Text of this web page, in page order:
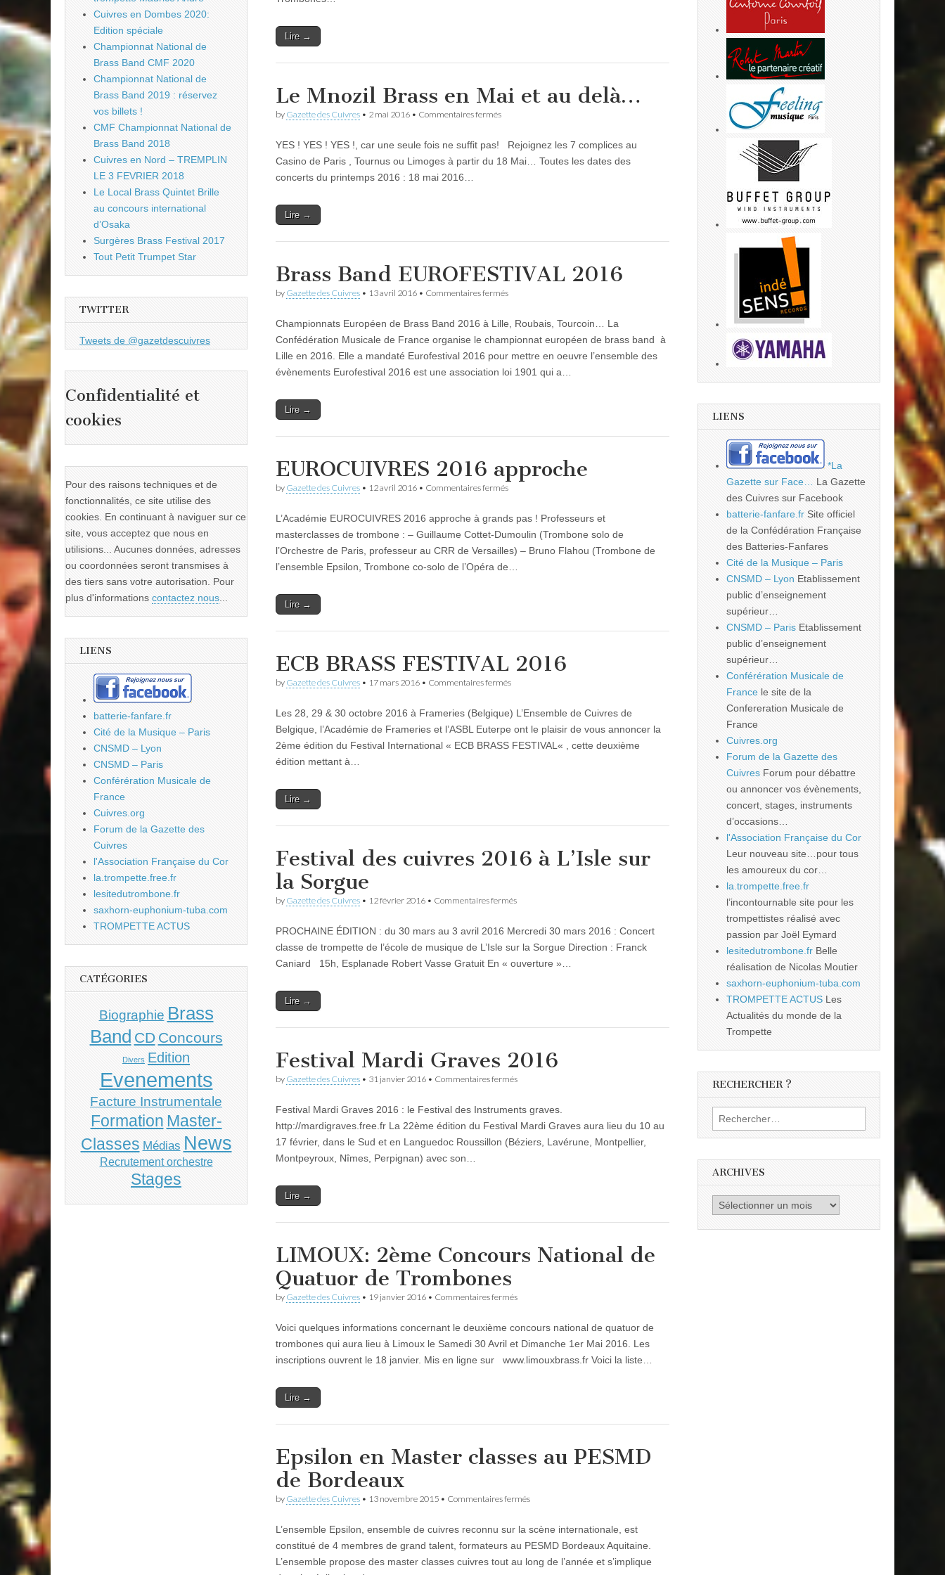
Lire →
Le Mnozil Brass en Mai et au delà…
by Gazette des Cuivres • 2 mai 2016 • Commentaires ferméssur
Brass
en
YES ! YES ! YES !, car une seule fois ne suffit pas! Rejoignez les 7 complices au
Casino de Paris , Tournus ou Limoges à partir du 18 Mai… Toutes les dates des
concerts du printemps 2016 : 18 mai 2016…
Lire →
Brass Band EUROFESTIVAL 2016
by Gazette des Cuivres • 13 avril 2016 • Commentaires ferméssur
EUROFESTIVAL
2016
Championnats Européen de Brass Band 2016 à Lille, Roubais, Tourcoin… La
Confédération Musicale de France organise le championnat européen de brass band à
Lille en 2016. Elle a mandaté Eurofestival 2016 pour mettre en oeuvre l’ensemble des
évènements Eurofestival 2016 est une association loi 1901 qui a…
Lire →
EUROCUIVRES 2016 approche
by Gazette des Cuivres • 12 avril 2016 • Commentaires ferméssur
approche
L’Académie EUROCUIVRES 2016 approche à grands pas ! Professeurs et
masterclasses de trombone : – Guillaume Cottet-Dumoulin (Trombone solo de
l’Orchestre de Paris, professeur au CRR de Versailles) – Bruno Flahou (Trombone de
l’ensemble Epsilon, Trombone co-solo de l’Opéra de…
Lire →
ECB BRASS FESTIVAL 2016
by Gazette des Cuivres • 17 mars 2016 • Commentaires ferméssur
FESTIVAL
2016
Les 28, 29 & 30 octobre 2016 à Frameries (Belgique) L’Ensemble de Cuivres de
Belgique, l’Académie de Frameries et l’ASBL Euterpe ont le plaisir de vous annoncer la
2ème édition du Festival International « ECB BRASS FESTIVAL« , cette deuxième
édition mettant à…
Lire →
Festival des cuivres 2016 à L’Isle sur
la Sorgue
by Gazette des Cuivres • 12 février 2016 • Commentaires ferméssur
cuivres
2016
L’Isle
PROCHAINE ÉDITION : du 30 mars au 3 avril 2016 Mercredi 30 mars 2016 : Concert
classe de trompette de l’école de musique de L’Isle sur la Sorgue Direction : Franck
Caniard 15h, Esplanade Robert Vasse Gratuit En « ouverture »…
Lire →
Festival Mardi Graves 2016
by Gazette des Cuivres • 31 janvier 2016 • Commentaires ferméssur
Graves
2016
Festival Mardi Graves 2016 : le Festival des Instruments graves.
http://mardigraves.free.fr La 22ème édition du Festival Mardi Graves aura lieu du 10 au
17 février, dans le Sud et en Languedoc Roussillon (Béziers, Lavérune, Montpellier,
Montpeyroux, Nîmes, Perpignan) avec son…
Lire →
LIMOUX: 2ème Concours National de
Quatuor de Trombones
by Gazette des Cuivres • 19 janvier 2016 • Commentaires ferméssur
Concours
National
Quatuor
Voici quelques informations concernant le deuxième concours national de quatuor de
trombones qui aura lieu à Limoux le Samedi 30 Avril et Dimanche 1er Mai 2016. Les
inscriptions ouvrent le 18 janvier. Mis en ligne sur www.limouxbrass.fr Voici la liste…
Lire →
Epsilon en Master classes au PESMD
de Bordeaux
by Gazette des Cuivres • 13 novembre 2015 • Commentaires ferméssur
Master
classes
PESMD
L’ensemble Epsilon, ensemble de cuivres reconnu sur la scène internationale, est
constitué de 4 membres de grand talent, formateurs au PESMD Bordeaux Aquitaine.
L’ensemble propose des master classes cuivres tout au long de l’année et s’implique
Cuivres en Dombes 2020:
Edition spéciale
Championnat National de
Brass Band CMF 2020
Championnat National de
Brass Band 2019 : réservez
vos billets !
CMF Championnat National de
Brass Band 2018
Cuivres en Nord – TREMPLIN
LE 3 FEVRIER 2018
Le Local Brass Quintet Brille
au concours international
d’Osaka
Surgères Brass Festival 2017
Tout Petit Trumpet Star
TWITTER
Tweets de @gazetdescuivres
Confidentialité et
cookies
Pour des raisons techniques et de
fonctionnalités, ce site utilise des
cookies. En continuant à naviguer sur ce
site, vous acceptez que nous en
utilisions... Aucunes données, adresses
ou coordonnées seront transmises à
des tiers sans votre autorisation. Pour
plus d'informations contactez nous...
LIENS
batterie-fanfare.fr
Cité de la Musique – Paris
CNSMD – Lyon
CNSMD – Paris
Conférération Musicale de
France
Cuivres.org
Forum de la Gazette des
Cuivres
l'Association Française du Cor
la.trompette.free.fr
lesitedutrombone.fr
saxhorn-euphonium-tuba.com
TROMPETTE ACTUS
CATÉGORIES
Biographie Brass
Band CD Concours
Divers Edition
Evenements
Facture Instrumentale
Formation Master-
Classes Médias News
Recrutement orchestre
Stages
LIENS
*La
Gazette sur Face…
La Gazette
des Cuivres sur Facebook
batterie-fanfare.fr Site officiel
de la Confédération Française
des Batteries-Fanfares
Cité de la Musique – Paris
CNSMD – Lyon Etablissement
public d’enseignement
supérieur…
CNSMD – Paris Etablissement
public d’enseignement
supérieur…
Conférération Musicale de
France le site de la
Confereration Musicale de
France
Cuivres.org
Forum de la Gazette des
Cuivres Forum pour débattre
ou annoncer vos évènements,
concert, stages, instruments
d’occasions…
l'Association Française du Cor
Leur nouveau site…pour tous
les amoureux du cor…
la.trompette.free.fr
l’incontournable site pour les
trompettistes réalisé avec
passion par Joël Eymard
lesitedutrombone.fr Belle
réalisation de Nicolas Moutier
saxhorn-euphonium-tuba.com
TROMPETTE ACTUS Les
Actualités du monde de la
Trompette
RECHERCHER ?
Rechercher :
ARCHIVES
Archives